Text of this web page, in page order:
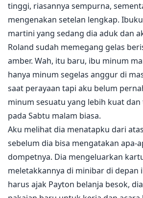
tinggi, riasannya sempurna,
mengenakan setelan lengkap.
martini yang sedang dia aduk dan
Roland sudah memegang gelas
amber. Wah, itu baru, ibu minum
hanya minum segelas anggur di
saat perayaan tapi aku belum
minum sesuatu yang lebih kuat
pada Sabtu malam biasa.
Aku melihat dia menatapku dari
sebelum dia bisa mengatakan apa-
dompetnya. Dia mengeluarkan
meletakkannya di minibar di depan
harus ajak Payton belanja besok,